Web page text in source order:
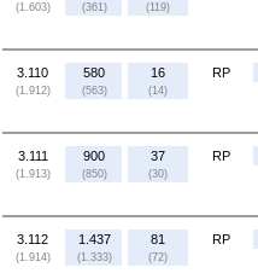
(1.603) (361) (119)
3.110
(1.912)
580
(563)
16
(14)
RP
3.111
(1.913)
900
(850)
37
(30)
RP
3.112
(1.914)
1.437
(1.333)
81
(72)
RP